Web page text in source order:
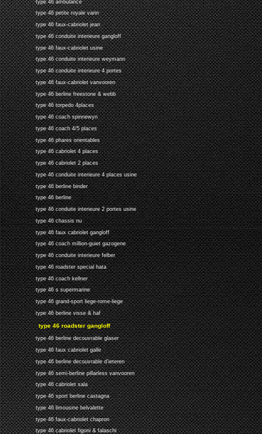
type 46 ambulance
type 46 petite royale varin
type 46 faux-cabriolet jean
type 46 conduite interieure gangloff
type 46 faux-cabriolet usine
type 46 conduite interieure weymann
type 46 conduite interieure 4 portes
type 46 faux-cabriolet vanvooren
type 46 berline freestone & webb
type 46 torpedo 4places
type 46 coach spinnewyn
type 46 coach 4/5 places
type 46 phares orientables
type 46 cabriolet 4 places
type 46 cabriolet 2 places
type 46 conduite interieure 4 places usine
type 46 berline binder
type 46 berline
type 46 conduite interieure 2 portes usine
type 46 chassis nu
type 46 faux cabriolet gangloff
type 46 coach million-guiet gazogene
type 46 conduite interieure felber
type 46 roadster special hata
type 46 coach kellner
type 46 s supermarine
type 46 grand-sport liege-rome-liege
type 46 berline visse & haf
type 46 roadster gangloff
type 46 berline decouvrable glaser
type 46 faux cabriolet galle
type 46 berline decouvrable d'ieteren
type 46 semi-berline pillarless vanvooren
type 46 cabriolet sala
type 46 sport berline castagna
type 46 limousine belvalette
type 46 faux-cabriolet chapron
type 46 cabriolet figoni & falaschi